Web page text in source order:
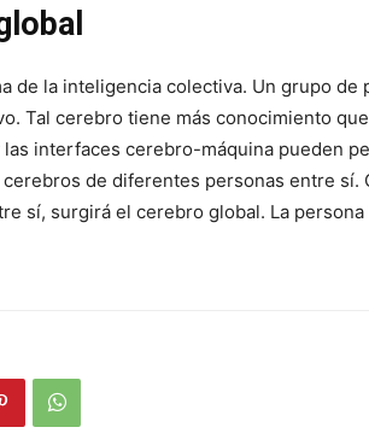
de la inteligencia colectiva. Un grupo
Tal cerebro tiene más conocimiento
interfaces cerebro-máquina pueden
de diferentes personas entre sí.
sí, surgirá el cerebro global. La